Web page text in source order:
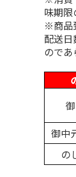
味期限
※商品
配送
のであ
御中
の